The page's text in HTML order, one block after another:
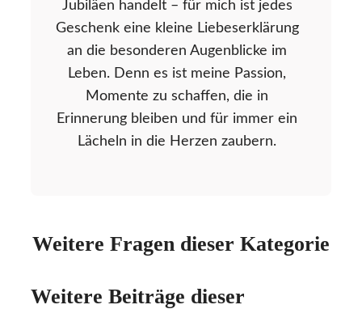
Jubiläen handelt – für mich ist jedes
Geschenk eine kleine Liebeserklärung
an die besonderen Augenblicke im
Leben. Denn es ist meine Passion,
Momente zu schaffen, die in
Erinnerung bleiben und für immer ein
Lächeln in die Herzen zaubern.
Weitere Fragen dieser Kategorie
Weitere Beiträge dieser